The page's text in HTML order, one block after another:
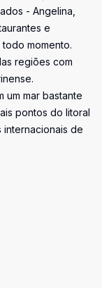
- Angelina,
e
momento.
regiões com
um mar bastante
pontos do litoral
de